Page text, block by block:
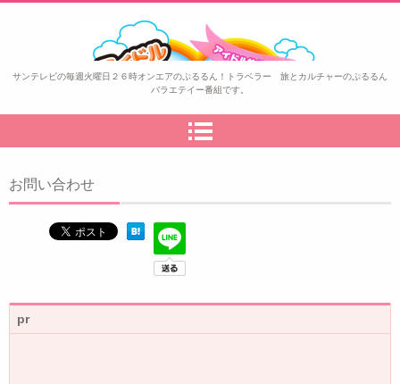
ぷるるん！トラベラー
サンテレビの毎週火曜日２６時オンエアのぷるるん！トラベラー 旅とカルチャーのぷるるん
バラエテイー番組です。
お問い合わせ
pr